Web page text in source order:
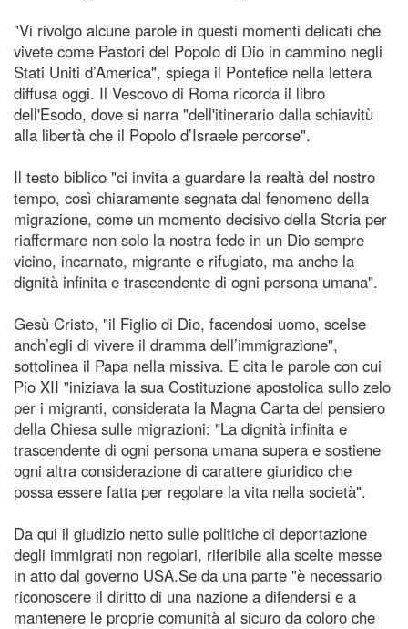
"Vi rivolgo alcune parole in questi momenti delicati che
vivete come Pastori del Popolo di Dio in cammino negli
Stati Uniti d’America", spiega il Pontefice nella lettera
diffusa oggi. Il Vescovo di Roma ricorda il libro
dell'Esodo, dove si narra "dell'itinerario dalla schiavitù
alla libertà che il Popolo d’Israele percorse".
Il testo biblico "ci invita a guardare la realtà del nostro
tempo, così chiaramente segnata dal fenomeno della
migrazione, come un momento decisivo della Storia per
riaffermare non solo la nostra fede in un Dio sempre
vicino, incarnato, migrante e rifugiato, ma anche la
dignità infinita e trascendente di ogni persona umana".
Gesù Cristo, "il Figlio di Dio, facendosi uomo, scelse
anch’egli di vivere il dramma dell’immigrazione",
sottolinea il Papa nella missiva. E cita le parole con cui
Pio XII "iniziava la sua Costituzione apostolica sullo zelo
per i migranti, considerata la Magna Carta del pensiero
della Chiesa sulle migrazioni: "La dignità infinita e
trascendente di ogni persona umana supera e sostiene
ogni altra considerazione di carattere giuridico che
possa essere fatta per regolare la vita nella società".
Da qui il giudizio netto sulle politiche di deportazione
degli immigrati non regolari, riferibile alla scelte messe
in atto dal governo USA.Se da una parte "è necessario
riconoscere il diritto di una nazione a difendersi e a
mantenere le proprie comunità al sicuro da coloro che